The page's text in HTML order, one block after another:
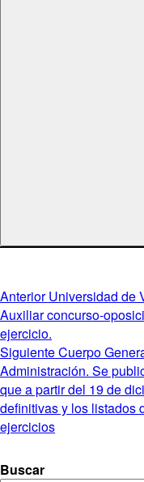
Navegación
de
entradas
Anterior Entrada
anterior:
Universidad de
Auxiliar concurso-
ejercicio.
SiguienteEntrada
siguiente:
Cuerpo
Administración. Se
que a partir del 19 de
definitivas y los listados
ejercicios
Buscar